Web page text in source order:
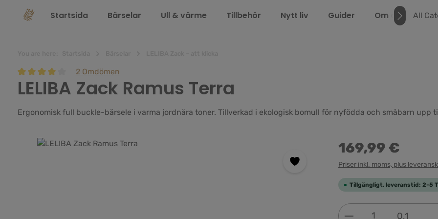
Hoppa till huvudnavigering
Startsida Bärselar Ull & värme Tillbehör Nytt liv Guider Om oss All
Genomsnittligt betyg på 4 av 5 stjärnor
2 Omdömen
LELIBA Zack Ramus Terra
Ergonomisk full buckle-bärsele i varma jordnära toner. Tillverkad i ekologisk bomull för nyfödda och småbarn upp
Hoppa över bildgalleri 169,99 €
Priser inkl. moms, plus
Tillgängligt, leveranstid: 2-5
Produktkvantitet:
0,1